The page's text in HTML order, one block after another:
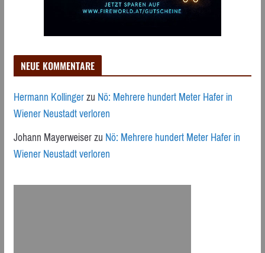
NEUE KOMMENTARE
Hermann KollingerzuNö: Mehrere hundert Meter Hafer in
Wiener Neustadt verloren
Johann MayerweiserzuNö: Mehrere hundert Meter Hafer in
Wiener Neustadt verloren